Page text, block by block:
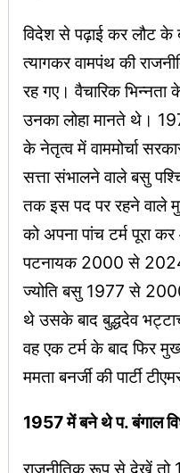
विदेश से पढ़ाई कर लौट
त्यागकर वामपंथ की
रह गए। वैचारिक भिन्नता
उनका लोहा मानते थे।
के नेतृत्व में वाममोर्चा
सत्ता संभालने वाले बसु
तक इस पद पर रहने वाले
को अपना पांच टर्म पूरा
पटनायक 2000 से
ज्योति बसु 1977 से
थे उसके बाद बुद्धदेव
वह एक टर्म के बाद फिर
ममता बनर्जी की पार्टी
1957 में बने थे प. बंगाल
राजनीतिक रूप से देखें तो